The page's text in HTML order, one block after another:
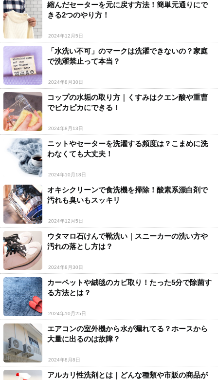
縮んだセーターを元に戻す方法！簡単元通りにで
きる2つのやり方！
2024年12月5日
「水洗い不可」のマークは洗濯できないの？家庭
で洗濯禁止って本当？
2024年8月30日
コップの水垢の取り方｜くすみはクエン酸や重曹
でピカピカにできる！
2024年8月13日
ニットやセーターを洗濯する頻度は？こまめに洗
わなくても大丈夫！
2024年10月18日
オキシクリーンで食洗機を掃除！酸素系漂白剤で
汚れも臭いもスッキリ
2024年12月5日
ウタマロ石けんで靴洗い｜スニーカーの洗い方や
汚れの落とし方は？
2024年8月30日
カーペットや絨毯のカビ取り！たった5分で除菌す
る方法とは？
2024年10月25日
エアコンの室外機から水が漏れてる？ホースから
大量に出るのは故障？
2024年8月8日
アルカリ性洗剤とは｜どんな種類や市販の商品が